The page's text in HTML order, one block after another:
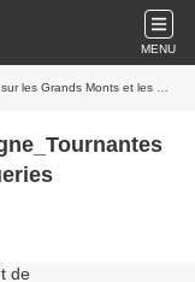
MENU
Grands Monts et les Grueries